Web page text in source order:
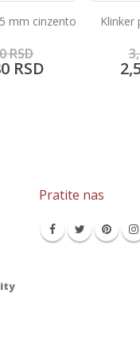
15 mm rubi
RSD
RSD
Pratite nas